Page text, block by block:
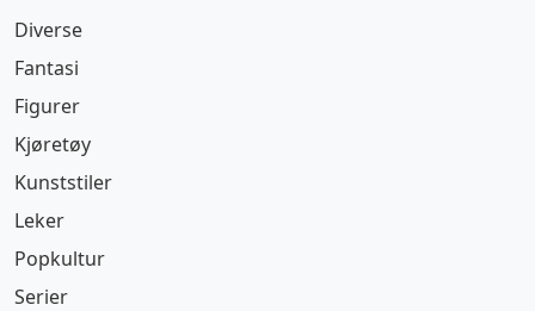
Diverse
Fantasi
Figurer
Kjøretøy
Kunststiler
Leker
Popkultur
Serier